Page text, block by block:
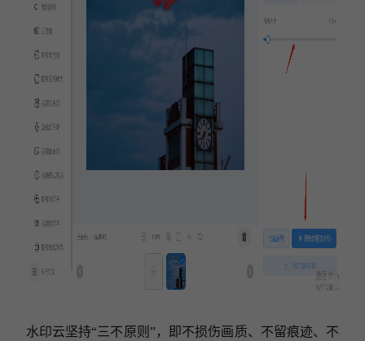
水印云坚持“三不原则”，即不损伤画质、不留痕迹、不